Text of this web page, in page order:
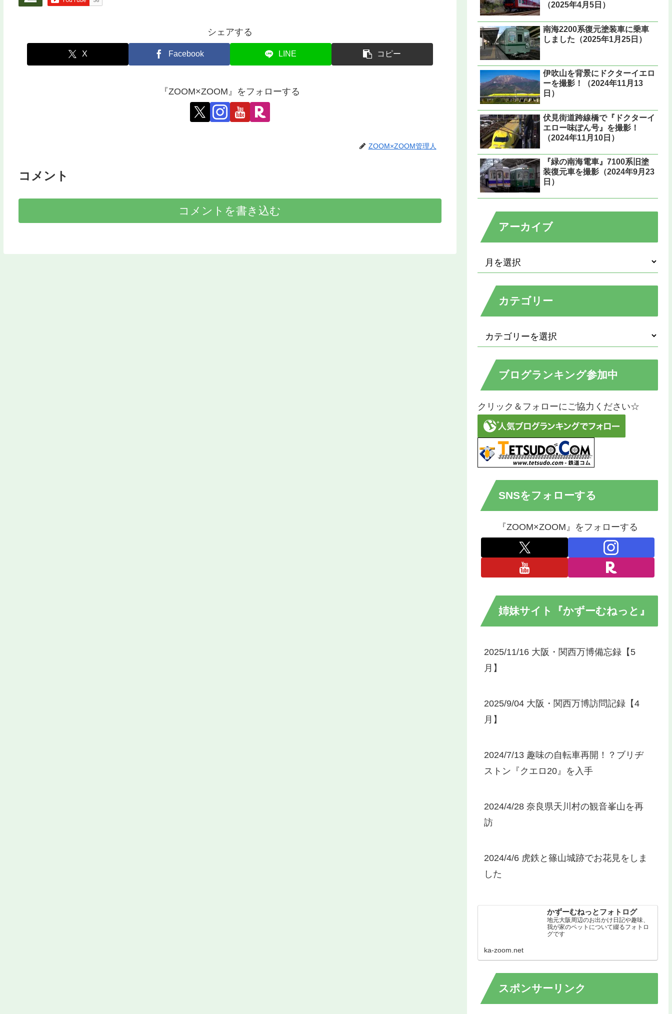
シェアする
X Facebook LINE コピー
『ZOOM×ZOOM』をフォローする
ZOOM×ZOOM管理人
コメント
コメントを書き込む
（2025年4月5日）
南海2200系復元塗装車に乗車
しました（2025年1月25日）
伊吹山を背景にドクターイエロ
ーを撮影！（2024年11月13
日）
伏見街道跨線橋で『ドクターイ
エロー味ぽん号』を撮影！
（2024年11月10日）
『緑の南海電車』7100系旧塗
装復元車を撮影（2024年9月23
日）
アーカイブ
カテゴリー
ブログランキング参加中
クリック＆フォローにご協力ください☆
SNSをフォローする
『ZOOM×ZOOM』をフォローする
姉妹サイト『かずーむねっと』
2025/11/16 大阪・関西万博備忘録【5
月】
2025/9/04 大阪・関西万博訪問記録【4
月】
2024/7/13 趣味の自転車再開！？ブリヂ
ストン『クエロ20』を入手
2024/4/28 奈良県天川村の観音峯山を再
訪
2024/4/6 虎鉄と篠山城跡でお花見をしま
した
かずーむねっとフォトログ
地元大阪周辺のお出かけ日記や趣味、
我が家のペットについて綴るフォトロ
グです
ka-zoom.net
スポンサーリンク